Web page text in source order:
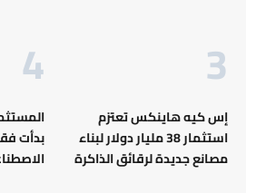
إس كيه هاينكس تعتزم
استثمار 38 مليار دولار لبناء
مصانع جديدة لرقائق الذاكرة
بدأت